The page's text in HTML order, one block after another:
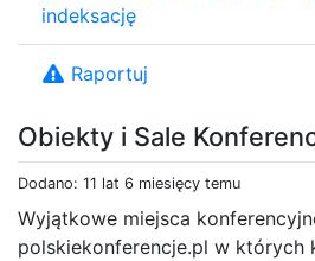
Obiekty i Sale
Dodano: 11 lat 6 miesięcy temu
Wyjątkowe miejsca
polskiekonferencje.pl w których
indeksację
Raportuj